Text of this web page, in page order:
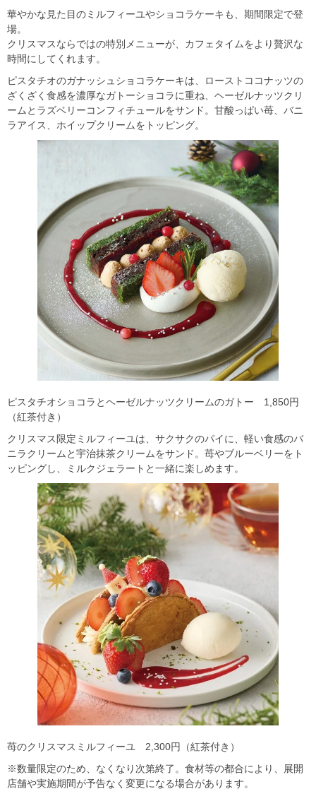
華やかな見た目のミルフィーユやショコラケーキも、期間限定で登
場。
クリスマスならではの特別メニューが、カフェタイムをより贅沢な
時間にしてくれます。
ピスタチオのガナッシュショコラケーキは、ローストココナッツの
ざくざく食感を濃厚なガトーショコラに重ね、ヘーゼルナッツクリ
ームとラズベリーコンフィチュールをサンド。甘酸っぱい苺、バニ
ラアイス、ホイップクリームをトッピング。
ピスタチオショコラとヘーゼルナッツクリームのガトー 1,850円
（紅茶付き）
クリスマス限定ミルフィーユは、サクサクのパイに、軽い食感のバ
ニラクリームと宇治抹茶クリームをサンド。苺やブルーベリーをト
ッピングし、ミルクジェラートと一緒に楽しめます。
苺のクリスマスミルフィーユ 2,300円（紅茶付き）
※数量限定のため、なくなり次第終了。食材等の都合により、展開
店舗や実施期間が予告なく変更になる場合があります。